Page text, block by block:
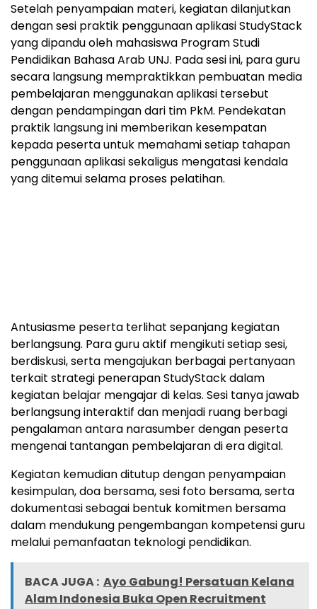
Setelah penyampaian materi, kegiatan dilanjutkan
dengan sesi praktik penggunaan aplikasi StudyStack
yang dipandu oleh mahasiswa Program Studi
Pendidikan Bahasa Arab UNJ. Pada sesi ini, para guru
secara langsung mempraktikkan pembuatan media
pembelajaran menggunakan aplikasi tersebut
dengan pendampingan dari tim PkM. Pendekatan
praktik langsung ini memberikan kesempatan
kepada peserta untuk memahami setiap tahapan
penggunaan aplikasi sekaligus mengatasi kendala
yang ditemui selama proses pelatihan.
Antusiasme peserta terlihat sepanjang kegiatan
berlangsung. Para guru aktif mengikuti setiap sesi,
berdiskusi, serta mengajukan berbagai pertanyaan
terkait strategi penerapan StudyStack dalam
kegiatan belajar mengajar di kelas. Sesi tanya jawab
berlangsung interaktif dan menjadi ruang berbagi
pengalaman antara narasumber dengan peserta
mengenai tantangan pembelajaran di era digital.
Kegiatan kemudian ditutup dengan penyampaian
kesimpulan, doa bersama, sesi foto bersama, serta
dokumentasi sebagai bentuk komitmen bersama
dalam mendukung pengembangan kompetensi guru
melalui pemanfaatan teknologi pendidikan.
BACA JUGA : Ayo Gabung! Persatuan Kelana
Alam Indonesia Buka Open Recruitment